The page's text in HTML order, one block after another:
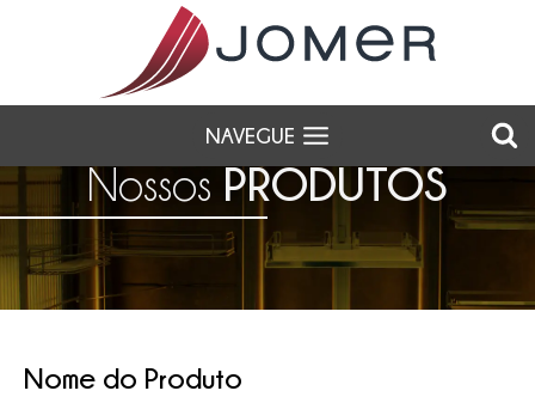
NAVEGUE
Nossos PRODUTOS
Nome do Produto